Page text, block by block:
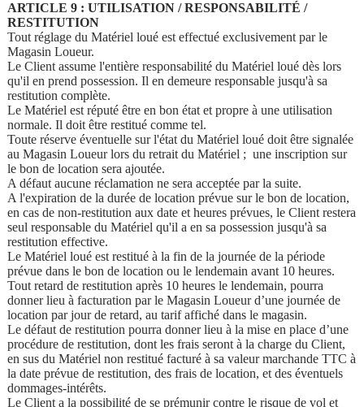
ARTICLE 9 : UTILISATION / RESPONSABILITÉ /
RESTITUTION
Tout réglage du Matériel loué est effectué exclusivement par le
Magasin Loueur.
Le Client assume l'entière responsabilité du Matériel loué dès lors
qu'il en prend possession. Il en demeure responsable jusqu'à sa
restitution complète.
Le Matériel est réputé être en bon état et propre à une utilisation
normale. Il doit être restitué comme tel.
Toute réserve éventuelle sur l'état du Matériel loué doit être signalée
au Magasin Loueur lors du retrait du Matériel ; une inscription sur
le bon de location sera ajoutée.
A défaut aucune réclamation ne sera acceptée par la suite.
A l'expiration de la durée de location prévue sur le bon de location,
en cas de non-restitution aux date et heures prévues, le Client restera
seul responsable du Matériel qu'il a en sa possession jusqu'à sa
restitution effective.
Le Matériel loué est restitué à la fin de la journée de la période
prévue dans le bon de location ou le lendemain avant 10 heures.
Tout retard de restitution après 10 heures le lendemain, pourra
donner lieu à facturation par le Magasin Loueur d’une journée de
location par jour de retard, au tarif affiché dans le magasin.
Le défaut de restitution pourra donner lieu à la mise en place d’une
procédure de restitution, dont les frais seront à la charge du Client,
en sus du Matériel non restitué facturé à sa valeur marchande TTC à
la date prévue de restitution, des frais de location, et des éventuels
dommages-intérêts.
Le Client a la possibilité de se prémunir contre le risque de vol et